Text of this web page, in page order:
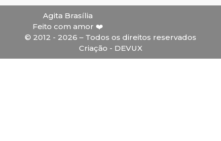
Agita Brasília
Feito com amor ❤️
© 2012 - 2026 – Todos os direitos reservados
Criação - DEVUX